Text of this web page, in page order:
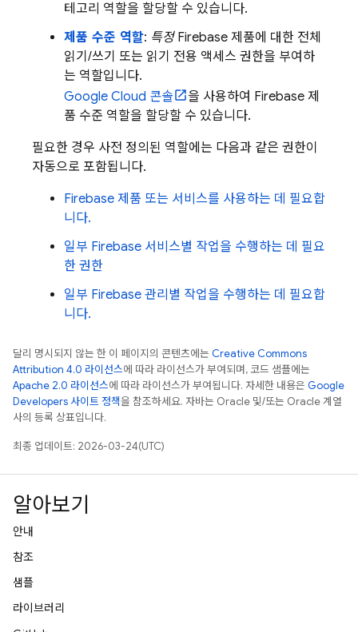
테고리 역할을 할당할 수 있습니다.
제품 수준 역할: 특정Firebase 제품에 대한 전체
읽기/쓰기 또는 읽기 전용 액세스 권한을 부여하
는 역할입니다.
Google Cloud 콘솔
을 사용하여 Firebase 제
품 수준 역할을 할당할 수 있습니다.
필요한 경우 사전 정의된 역할에는 다음과 같은 권한이
자동으로 포함됩니다.
Firebase 제품 또는 서비스를 사용하는 데 필요합
니다.
일부 Firebase 서비스별 작업을 수행하는 데 필요
한 권한
일부 Firebase 관리별 작업을 수행하는 데 필요합
니다.
달리 명시되지 않는 한 이 페이지의 콘텐츠에는 Creative Commons
Attribution 4.0 라이선스에 따라 라이선스가 부여되며, 코드 샘플에는
Apache 2.0 라이선스에 따라 라이선스가 부여됩니다. 자세한 내용은 Google
Developers 사이트 정책을 참조하세요. 자바는 Oracle 및/또는 Oracle 계열
사의 등록 상표입니다.
최종 업데이트: 2026-03-24(UTC)
알아보기
안내
참조
샘플
라이브러리